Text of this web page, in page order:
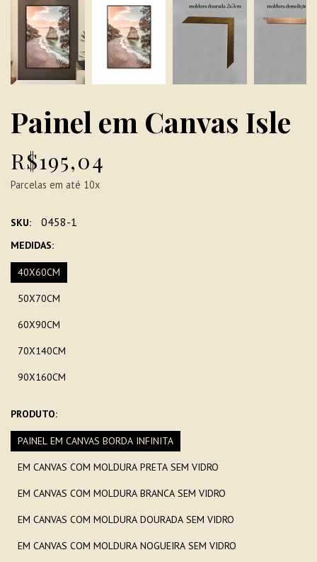
Painel em Canvas Isle
R$195,04
Parcelas em até 10x
SKU: 0458-1
MEDIDAS:
40X60CM
50X70CM
60X90CM
70X140CM
90X160CM
PRODUTO:
PAINEL EM CANVAS BORDA INFINITA
EM CANVAS COM MOLDURA PRETA SEM VIDRO
EM CANVAS COM MOLDURA BRANCA SEM VIDRO
EM CANVAS COM MOLDURA DOURADA SEM VIDRO
EM CANVAS COM MOLDURA NOGUEIRA SEM VIDRO